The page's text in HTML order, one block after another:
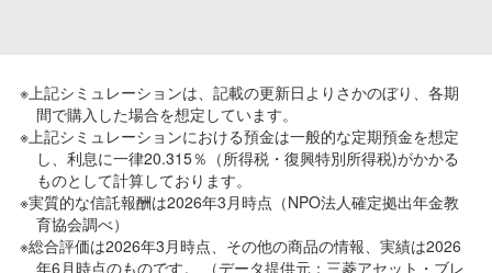
※上記シミュレーションは、記載の更新日よりさかのぼり、各期
間で購入した場合を想定しています。
※上記シミュレーションにおける預金は一般的な定期預金を想定
し、利息に一律20.315％（所得税・復興特別所得税)がかかる
ものとして計算しております。
※実質的な信託報酬は2026年3月時点（NPO法人確定拠出年金教
育協会調べ）
※総合評価は2026年3月時点、その他の商品の情報、実績は2026
年6月時点のものです。 （データ提供元：三菱アセット・ブレ